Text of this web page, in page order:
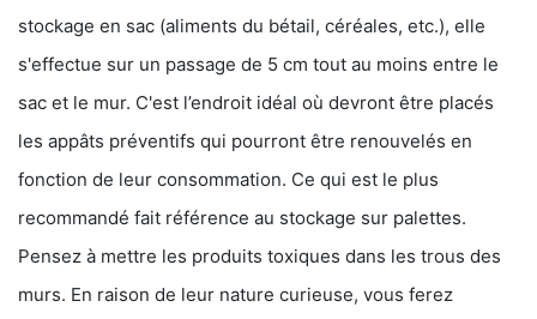
stockage en sac (aliments du bétail, céréales, etc.), elle
s'effectue sur un passage de 5 cm tout au moins entre le
sac et le mur. C'est l’endroit idéal où devront être placés
les appâts préventifs qui pourront être renouvelés en
fonction de leur consommation. Ce qui est le plus
recommandé fait référence au stockage sur palettes.
Pensez à mettre les produits toxiques dans les trous des
murs. En raison de leur nature curieuse, vous ferez